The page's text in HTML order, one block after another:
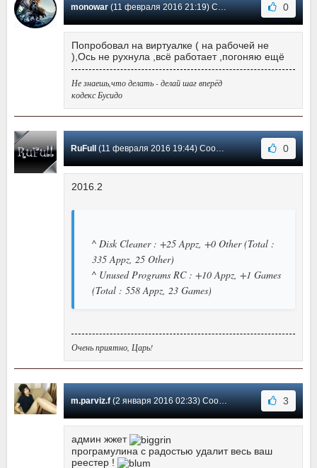
monowar(11 февраля 2016 21:19) Сообщение #14 0
Попробовал на виртуалке ( на рабочей не
),Ось не рухнула ,всё работает ,погоняю ещё
Не знаешь,что делать - делай шаг вперёд
кодекс Бусидо
RuFull(11 февраля 2016 19:44) Сообщение #13 0
2016.2
^ Disk Cleaner : +25 Appz, +0 Other (Total :
335 Appz, 25 Other)
^ Unused Programs RC : +10 Appz, +1 Games
(Total : 558 Appz, 23 Games)
Очень приятно, Царь!
m.parviz.f(2 января 2016 02:33) Сообщение #12 3
админ жжет
програмулина с радостью удалит весь ваш
реестер !